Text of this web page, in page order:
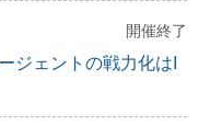
開催終了
ジェントの戦力化はI